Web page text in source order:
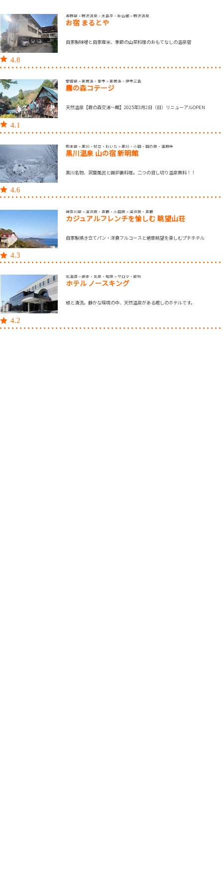
4.8
長野県 > 野沢温泉・木島平・秋山郷 > 野沢温泉
お宿 まるとや
自家製味噌と自家産米、季節の山菜料理のおもてなしの温泉宿
4.1
愛媛県 > 新居浜・東予 > 新居浜・伊予三島
霧の森コテージ
天然温泉【霧の森交湯～館】2025年3月2日（日）リニューアルOPEN
4.6
熊本県 > 黒川・杖立・わいた > 黒川・小田・田の原・満願寺
黒川温泉 山の宿 新明館
黒川名物、洞窟風呂と囲炉裏料理。二つの貸し切り温泉無料！！
4.3
神奈川県 > 湯河原・真鶴・小田原 > 湯河原・真鶴
カジュアルフレンチを愉しむ 眺望山荘
自家製焼き立てパン・洋食フルコースと絶景眺望を楽しむプチホテル
4.2
北海道 > 網走・北見・知床 > サロマ・紋別
ホテル ノースキング
緑と清流。静かな環境の中、天然温泉がある癒しのホテルです。